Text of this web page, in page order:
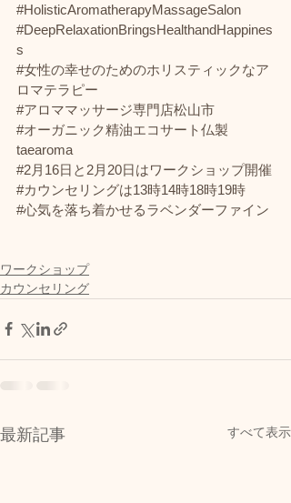
#HolisticAromatherapyMassageSalon
#DeepRelaxationBringsHealthandHappines
s
#女性の幸せのためのホリスティックなア
ロマテラピー
#アロママッサージ専門店松山市
#オーガニック精油エコサート仏製
taearoma
#2月16日と2月20日はワークショップ開催
#カウンセリングは13時14時18時19時
#心気を落ち着かせるラベンダーファイン
ワークショップ
カウンセリング
最新記事 すべて表示